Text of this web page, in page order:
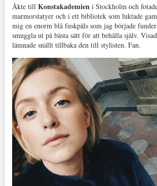
Åkte till Konstakademieni Stockholm och
marmorstatyer och i ett bibliotek som luktade
mig en enorm blå fuskpäls som jag började
smuggla ut på bästa sätt för att behålla själv.
lämnade snällt tillbaka den till stylisten. Fan.